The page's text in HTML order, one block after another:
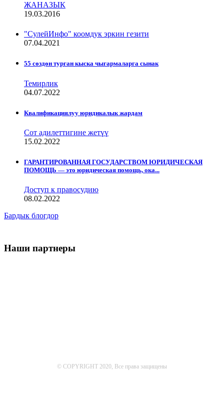
ЖАНАЗЫК
19.03.2016
"СулейИнфо" коомдук эркин гезити
07.04.2021
55 сөздөн турган кыска чыгармаларга сынак
Темирлик
04.07.2022
Квалификациялуу юридикалык жардам
Сот адилеттигине жетүү
15.02.2022
ГАРАНТИРОВАННАЯ ГОСУДАРСТВОМ ЮРИДИЧЕСКАЯ
ПОМОЩЬ — это юридическая помощь, ока...
Доступ к правосудию
08.02.2022
Бардык блогдор
Наши партнеры
© COPYRIGHT 2020, Все права защищены